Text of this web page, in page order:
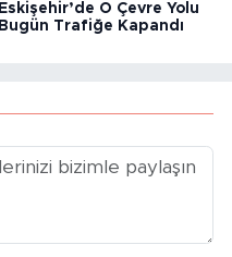
Eskişehir’de O Çevre Yolu
Bugün Trafiğe Kapandı